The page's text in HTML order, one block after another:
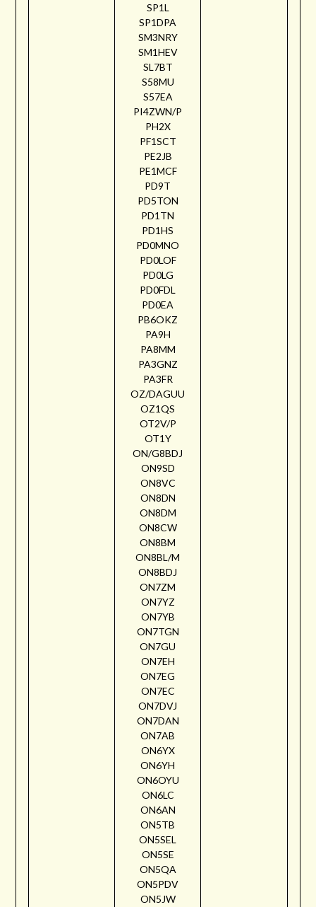
SP1L
SP1DPA
SM3NRY
SM1HEV
SL7BT
S58MU
S57EA
PI4ZWN/P
PH2X
PF1SCT
PE2JB
PE1MCF
PD9T
PD5TON
PD1TN
PD1HS
PD0MNO
PD0LOF
PD0LG
PD0FDL
PD0EA
PB6OKZ
PA9H
PA8MM
PA3GNZ
PA3FR
OZ/DAGUU
OZ1QS
OT2V/P
OT1Y
ON/G8BDJ
ON9SD
ON8VC
ON8DN
ON8DM
ON8CW
ON8BM
ON8BL/M
ON8BDJ
ON7ZM
ON7YZ
ON7YB
ON7TGN
ON7GU
ON7EH
ON7EG
ON7EC
ON7DVJ
ON7DAN
ON7AB
ON6YX
ON6YH
ON6OYU
ON6LC
ON6AN
ON5TB
ON5SEL
ON5SE
ON5QA
ON5PDV
ON5JW